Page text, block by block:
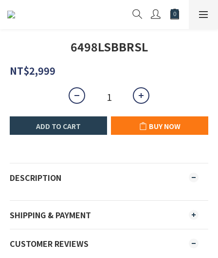
6498LSBBRSL
NT$2,999
ADD TO CART BUY NOW
DESCRIPTION
SHIPPING & PAYMENT
CUSTOMER REVIEWS